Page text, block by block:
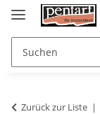
Zurück zur Liste